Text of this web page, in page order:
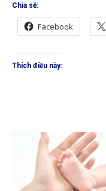
Chia sẻ:
Facebook
Thích điều này: